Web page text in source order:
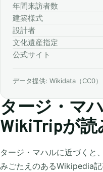
年間来訪者数
建築様式
設計者
文化遺産指定
公式サイト
データ提供: Wikidata（CC0）
タージ・マ
WikiTripが
タージ・マハルに近づくと
みごたえのあるWikipedia